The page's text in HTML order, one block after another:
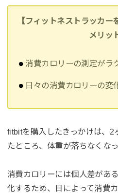
【フィットネストラッカー
メリッ
消費カロリーの測定がラ
日々の消費カロリーの変
fitbitを購入したきっかけは、2
たところ、体重が落ちなくなっ
消費カロリーには個人差があ
化するため、日によって消費